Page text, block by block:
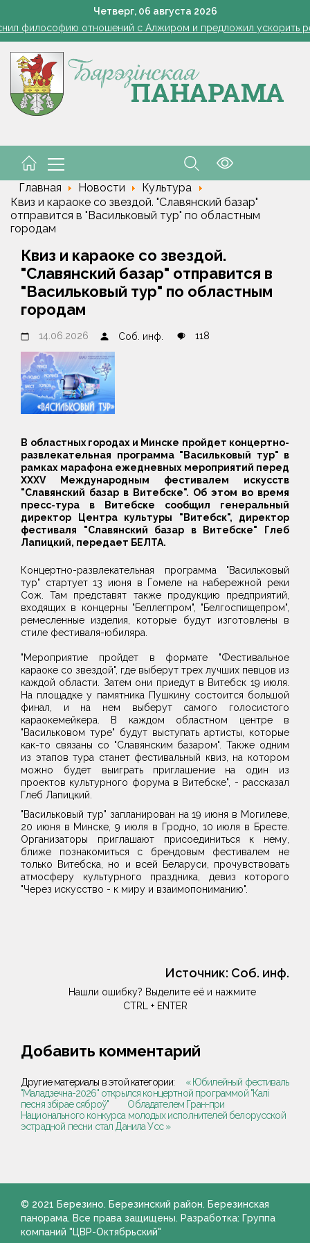
Четверг, 06 августа 2026
Ребенок провалился в канализационный колодец в
философию отношений с Алжиром и предложил ускорить
Семинар-совещание по охране труда профсоюза
Косить или не косить: когда обрезка ботвы картофеля
Ребенок провалился в канализационный колодец в
Главная Новости
Культура
Квиз и караоке со звездой. "Славянский базар"
отправится в "Васильковый тур" по областным
городам
Квиз и караоке со звездой.
"Славянский базар" отправится в
"Васильковый тур" по областным
городам
14.06.2026 Соб. инф. 118
В областных городах и Минске пройдет концертно-
развлекательная программа "Васильковый тур" в
рамках марафона ежедневных мероприятий перед
XXXV Международным фестивалем искусств
"Славянский базар в Витебске". Об этом во время
пресс-тура в Витебске сообщил генеральный
директор Центра культуры "Витебск", директор
фестиваля "Славянский базар в Витебске" Глеб
Лапицкий, передает БЕЛТА.
Концертно-развлекательная программа "Васильковый
тур" стартует 13 июня в Гомеле на набережной реки
Сож. Там представят также продукцию предприятий,
входящих в концерны "Беллегпром", "Белгоспищепром",
ремесленные изделия, которые будут изготовлены в
стиле фестиваля-юбиляра.
"Мероприятие пройдет в формате "Фестивальное
караоке со звездой", где выберут трех лучших певцов из
каждой области. Затем они приедут в Витебск 19 июля.
На площадке у памятника Пушкину состоится большой
финал, и на нем выберут самого голосистого
караокемейкера. В каждом областном центре в
"Васильковом туре" будут выступать артисты, которые
как-то связаны со "Славянским базаром". Также одним
из этапов тура станет фестивальный квиз, на котором
можно будет выиграть приглашение на один из
проектов культурного форума в Витебске", - рассказал
Глеб Лапицкий.
"Васильковый тур" запланирован на 19 июня в Могилеве,
20 июня в Минске, 9 июля в Гродно, 10 июля в Бресте.
Организаторы приглашают присоединиться к нему,
ближе познакомиться с брендовым фестивалем не
только Витебска, но и всей Беларуси, прочувствовать
атмосферу культурного праздника, девиз которого
"Через искусство - к миру и взаимопониманию".
Источник: Соб. инф.
Нашли ошибку? Выделите её и нажмите
CTRL + ENTER
Добавить комментарий
Другие материалы в этой категории:
« Юбилейный фестиваль
"Маладзечна-2026" открылся концертной программой "Калi
песня збiрае сяброў"
Обладателем Гран-при
Национального конкурса молодых исполнителей белорусской
эстрадной песни стал Данила Усс »
© 2021 Березино. Березинский район. Березинская
панорама. Все права защищены. Разработка: Группа
компаний "ЦВР-Октябрьский"